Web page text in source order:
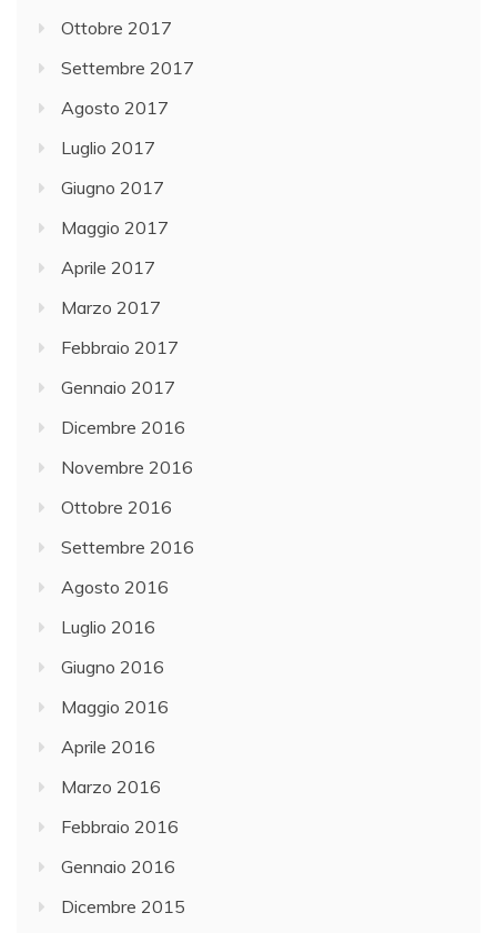
Ottobre 2017
Settembre 2017
Agosto 2017
Luglio 2017
Giugno 2017
Maggio 2017
Aprile 2017
Marzo 2017
Febbraio 2017
Gennaio 2017
Dicembre 2016
Novembre 2016
Ottobre 2016
Settembre 2016
Agosto 2016
Luglio 2016
Giugno 2016
Maggio 2016
Aprile 2016
Marzo 2016
Febbraio 2016
Gennaio 2016
Dicembre 2015